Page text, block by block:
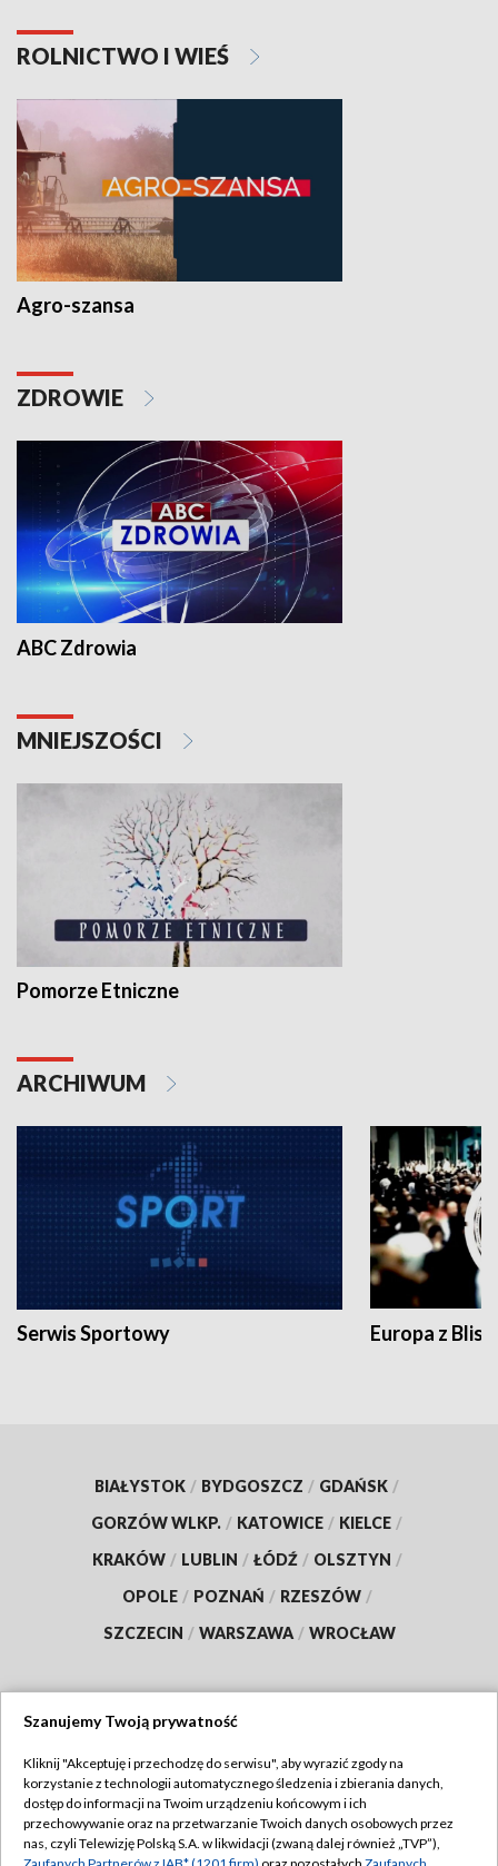
ROLNICTWO I WIEŚ
Agro-szansa
ZDROWIE
ABC Zdrowia
MNIEJSZOŚCI
Pomorze Etniczne
ARCHIWUM
Serwis Sportowy Europa z
BIAŁYSTOK / BYDGOSZCZ / GDAŃSK /
GORZÓW WLKP. / KATOWICE / KIELCE /
KRAKÓW / LUBLIN / ŁÓDŹ / OLSZTYN /
OPOLE / POZNAŃ / RZESZÓW /
SZCZECIN / WARSZAWA / WROCŁAW
TVP
Abonament TVP
Emisja w TVP
Regulamin TVP
Szanujemy Twoją prywatność
Kliknij "Akceptuję i przechodzę do serwisu", aby wyrazić zgody na
korzystanie z technologii automatycznego śledzenia i zbierania danych,
dostęp do informacji na Twoim urządzeniu końcowym i ich
przechowywanie oraz na przetwarzanie Twoich danych osobowych przez
nas, czyli Telewizję Polską S.A. w likwidacji (zwaną dalej również „TVP”),